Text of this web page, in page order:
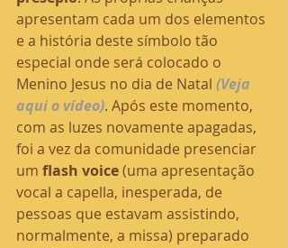
apresentam cada um dos elementos
e a história deste símbolo tão
especial onde será colocado o
Menino Jesus no dia de Natal (Veja
aqui o vídeo). Após este momento,
com as luzes novamente apagadas,
foi a vez da comunidade presenciar
um flash voice (uma apresentação
vocal a capella, inesperada, de
pessoas que estavam assistindo,
normalmente, a missa) preparado